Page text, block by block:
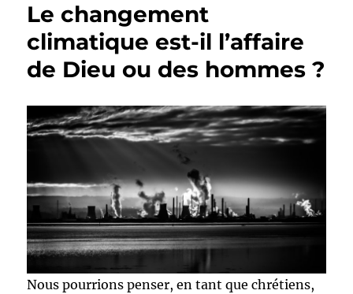
Le changement
climatique est-il l’affaire
de Dieu ou des hommes ?
Nous pourrions penser, en tant que chrétiens,